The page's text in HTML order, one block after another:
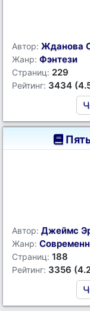
Автор: Жданова
Жанр: Фэнтези
Страниц: 229
Рейтинг: 3434
Автор: Джеймс
Жанр:
Страниц: 188
Рейтинг: 3356